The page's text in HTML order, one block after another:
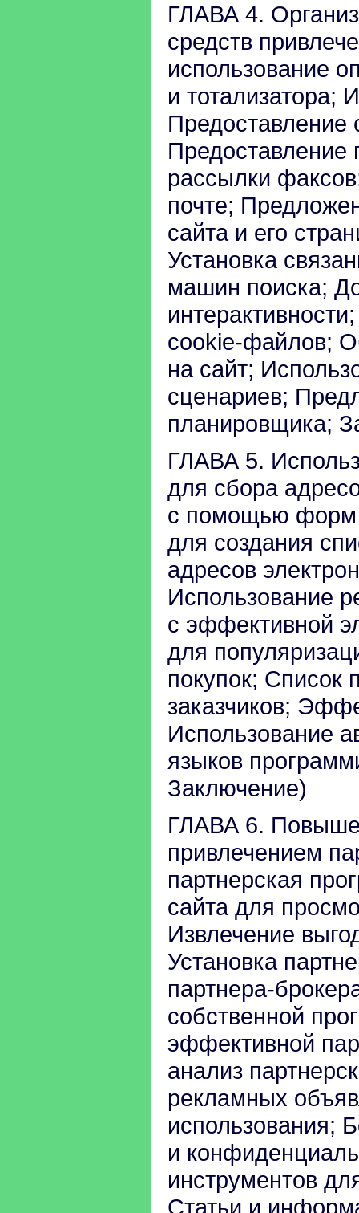
ГЛАВА 4.
средств
использование
и тотализатора;
Предоставление
Предоставление
рассылки
почте;
сайта и его
Установка
машин поиска;
cookie-файлов;
на сайт;
сценариев;
планировщика;
ГЛАВА 5.
для сбора
с помощью форм
для создания
адресов
Использование
с эффективной
для
покупок; Список
заказчиков;
Использование
языков
Заключение)
ГЛАВА 6.
привлечением
партнерская
сайта для
Извлечение
Установка
партнера-
собственной
эффективной
анализ
рекламных
использования;
и
инструментов
Статьи и